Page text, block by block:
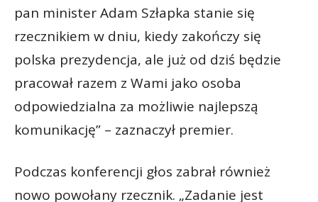
pan minister Adam Szłapka stanie się
rzecznikiem w dniu, kiedy zakończy się
polska prezydencja, ale już od dziś będzie
pracował razem z Wami jako osoba
odpowiedzialna za możliwie najlepszą
komunikację” – zaznaczył premier.
Podczas konferencji głos zabrał również
nowo powołany rzecznik. „Zadanie jest